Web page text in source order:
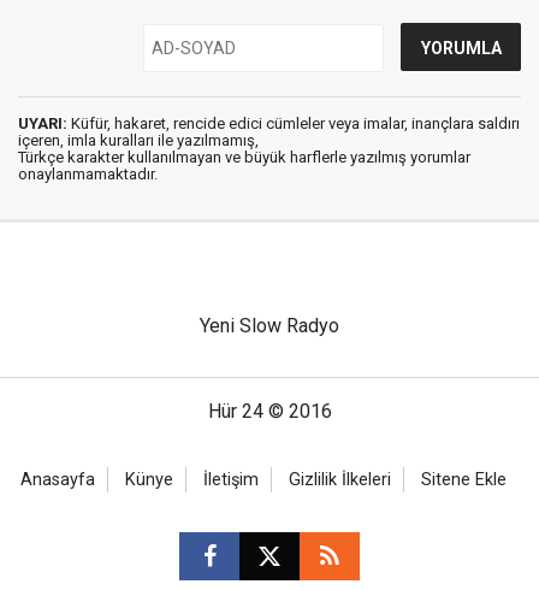
UYARI: Küfür, hakaret, rencide edici cümleler veya imalar, inançlara saldırı
içeren, imla kuralları ile yazılmamış,
Türkçe karakter kullanılmayan ve büyük harflerle yazılmış yorumlar
onaylanmamaktadır.
Yeni Slow Radyo
Hür 24 © 2016
Anasayfa Künye İletişim Gizlilik İlkeleri Sitene Ekle